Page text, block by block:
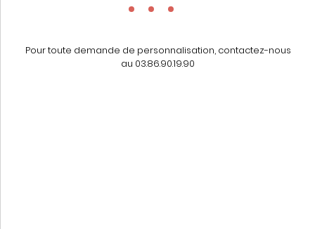
Pour toute demande de personnalisation, contactez-nous
au 03.86.90.19.90